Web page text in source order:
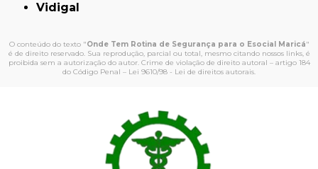
Vidigal
O conteúdo do texto "Onde Tem Rotina de Segurança para o Esocial Maricá"
é de direito reservado. Sua reprodução, parcial ou total, mesmo citando nossos links, é
proibida sem a autorização do autor. Crime de violação de direito autoral – artigo 184
do Código Penal – Lei 9610/98 - Lei de direitos autorais.